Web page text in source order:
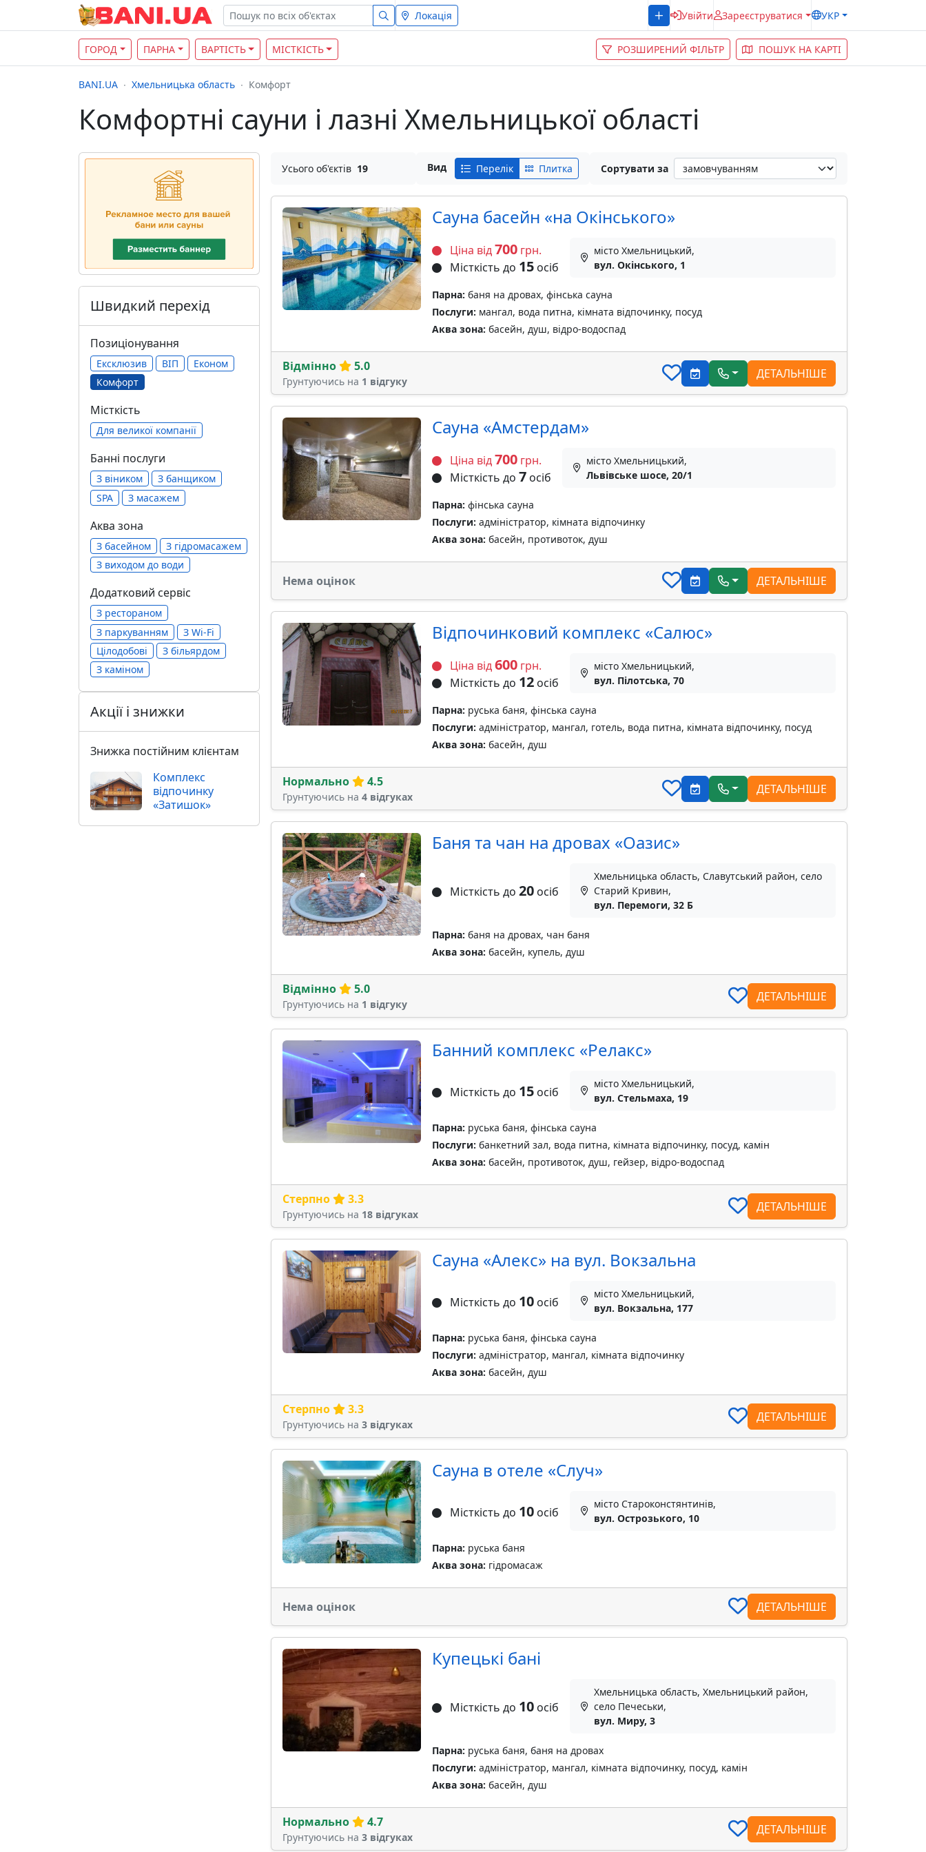
Локація Увійти Зареєструватися УКР
ГОРОД ПАРНА ВАРТІСТЬ МІСТКІСТЬ РОЗШИРЕНИЙ ФІЛЬТР ПОШУК НА КАРТІ
BANI.UA Хмельницька область Комфорт
Комфортні сауни і лазні Хмельницької області
Усього об'єктів 19 Вид Перелік Плитка Сортувати за
Сауна басейн «на Окінського»
Ціна від700грн.
Місткість до 15осіб
місто Хмельницький,
вул. Окінського, 1
Парна: баня на дровах, фінська сауна
Послуги: мангал, вода питна, кімната відпочинку, посуд
Аква зона: басейн, душ, відро-водоспад
Відмінно 5.0
Грунтуючись на 1 відгуку
ДЕТАЛЬНІШЕ
Сауна «Амстердам»
Ціна від700грн.
Місткість до 7осіб
місто Хмельницький,
Львівське шосе, 20/1
Парна: фінська сауна
Послуги: адміністратор, кімната відпочинку
Аква зона: басейн, противоток, душ
Нема оцінок ДЕТАЛЬНІШЕ
Відпочинковий комплекс «Салюс»
Ціна від600грн.
Місткість до 12осіб
місто Хмельницький,
вул. Пілотська, 70
Парна: руська баня, фінська сауна
Послуги: адміністратор, мангал, готель, вода питна, кімната відпочинку, посуд
Аква зона: басейн, душ
Нормально 4.5
Грунтуючись на 4 відгуках
ДЕТАЛЬНІШЕ
Баня та чан на дровах «Оазис»
Місткість до 20осіб
Хмельницька область, Славутський район, село
Старий Кривин,
вул. Перемоги, 32 Б
Парна: баня на дровах, чан баня
Аква зона: басейн, купель, душ
Відмінно 5.0
Грунтуючись на 1 відгуку
ДЕТАЛЬНІШЕ
Банний комплекс «Релакс»
Місткість до 15осіб
місто Хмельницький,
вул. Стельмаха, 19
Парна: руська баня, фінська сауна
Послуги: банкетний зал, вода питна, кімната відпочинку, посуд, камін
Аква зона: басейн, противоток, душ, гейзер, відро-водоспад
Стерпно 3.3
Грунтуючись на 18 відгуках
ДЕТАЛЬНІШЕ
Сауна «Алекс» на вул. Вокзальна
Місткість до 10осіб
місто Хмельницький,
вул. Вокзальна, 177
Парна: руська баня, фінська сауна
Послуги: адміністратор, мангал, кімната відпочинку
Аква зона: басейн, душ
Стерпно 3.3
Грунтуючись на 3 відгуках
ДЕТАЛЬНІШЕ
Сауна в отеле «Случ»
Місткість до 10осіб
місто Староконстянтинів,
вул. Острозького, 10
Парна: руська баня
Аква зона: гідромасаж
Нема оцінок ДЕТАЛЬНІШЕ
Купецькі бані
Місткість до 10осіб
Хмельницька область, Хмельницький район,
село Печеськи,
вул. Миру, 3
Парна: руська баня, баня на дровах
Послуги: адміністратор, мангал, кімната відпочинку, посуд, камін
Аква зона: басейн, душ
Нормально 4.7
Грунтуючись на 3 відгуках
ДЕТАЛЬНІШЕ
Швидкий перехід
Позиціонування
Ексклюзив ВІП
Економ
Комфорт
Місткість
Для великої компанії
Банні послуги
З віником
З банщиком
SPA
З масажем
Аква зона
З басейном
З гідромасажем
З виходом до води
Додатковий сервіс
З рестораном
З паркуванням
З Wi-Fi
Цілодобові
З більярдом
З каміном
Акції і знижки
Знижка постійним клієнтам
Комплекс
відпочинку
«Затишок»